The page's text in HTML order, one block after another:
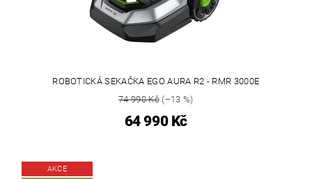
ROBOTICKÁ SEKAČKA EGO AURA R2 - RMR 3000E
74 990 Kč(–13 %)
64 990 Kč
AKCE